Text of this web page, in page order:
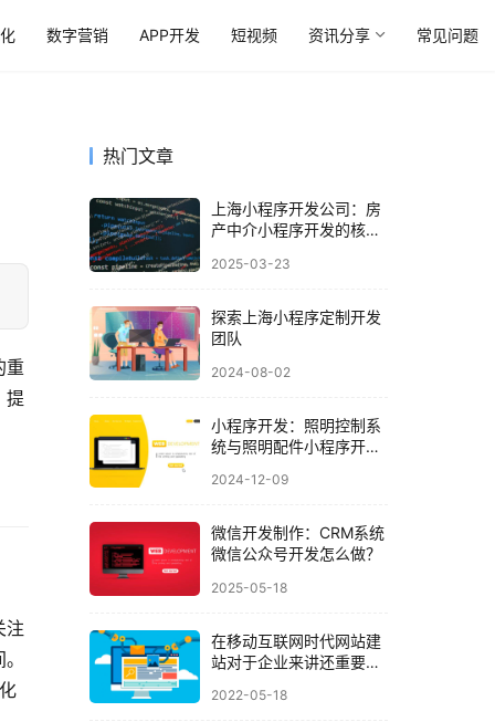
数字营销 APP开发 短视频 资讯分享 常见问题
重
提
注
热门文章
上海小程序开发公司：房
产中介小程序开发的核心
2025-03-23
探索上海小程序定制开发
团队
2024-08-02
小程序开发：照明控制系
统与照明配件小程序开发
2024-12-09
微信开发制作：CRM系统
微信公众号开发怎么做？
2025-05-18
在移动互联网时代网站建
站对于企业来讲还重要
2022-05-18